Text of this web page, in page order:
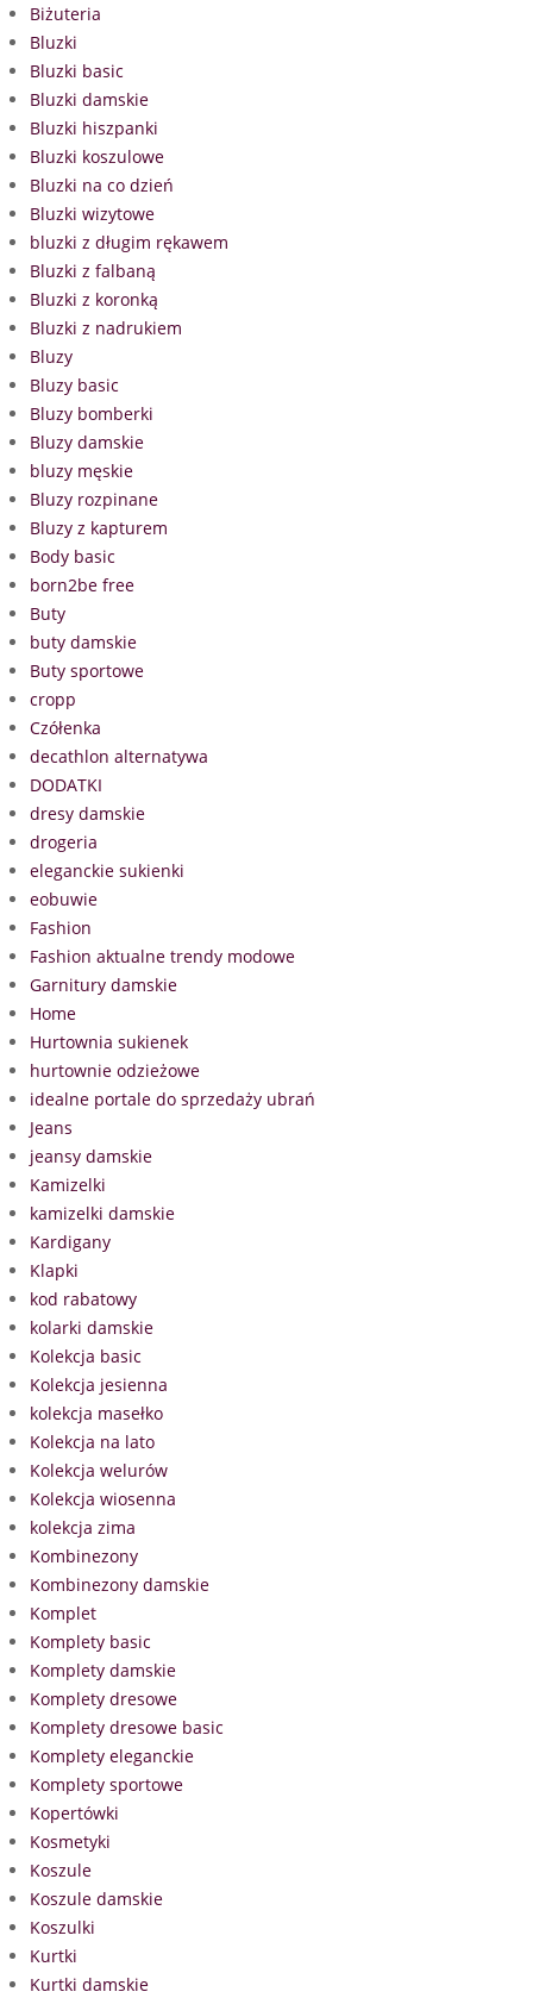
Biżuteria
Bluzki
Bluzki basic
Bluzki damskie
Bluzki hiszpanki
Bluzki koszulowe
Bluzki na co dzień
Bluzki wizytowe
bluzki z długim rękawem
Bluzki z falbaną
Bluzki z koronką
Bluzki z nadrukiem
Bluzy
Bluzy basic
Bluzy bomberki
Bluzy damskie
bluzy męskie
Bluzy rozpinane
Bluzy z kapturem
Body basic
born2be free
Buty
buty damskie
Buty sportowe
cropp
Czółenka
decathlon alternatywa
DODATKI
dresy damskie
drogeria
eleganckie sukienki
eobuwie
Fashion
Fashion aktualne trendy modowe
Garnitury damskie
Home
Hurtownia sukienek
hurtownie odzieżowe
idealne portale do sprzedaży ubrań
Jeans
jeansy damskie
Kamizelki
kamizelki damskie
Kardigany
Klapki
kod rabatowy
kolarki damskie
Kolekcja basic
Kolekcja jesienna
kolekcja masełko
Kolekcja na lato
Kolekcja welurów
Kolekcja wiosenna
kolekcja zima
Kombinezony
Kombinezony damskie
Komplet
Komplety basic
Komplety damskie
Komplety dresowe
Komplety dresowe basic
Komplety eleganckie
Komplety sportowe
Kopertówki
Kosmetyki
Koszule
Koszule damskie
Koszulki
Kurtki
Kurtki damskie